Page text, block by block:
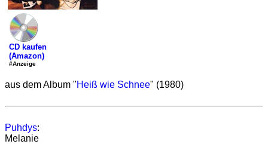
CD kaufen
(Amazon)
#Anzeige
aus dem Album "Heiß wie Schnee" (1980)
Puhdys:
Melanie